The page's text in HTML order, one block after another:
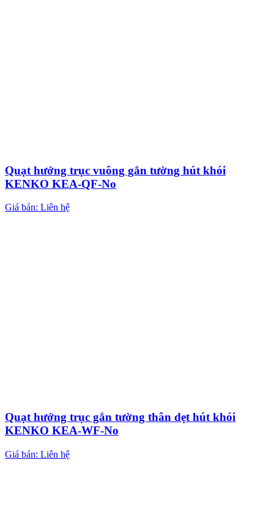
Quạt hướng trục vuông gắn tường hút khói
KENKO KEA-QF-No
Giá bán: Liên hệ
Quạt hướng trục gắn tường thân dẹt hút khói
KENKO KEA-WF-No
Giá bán: Liên hệ